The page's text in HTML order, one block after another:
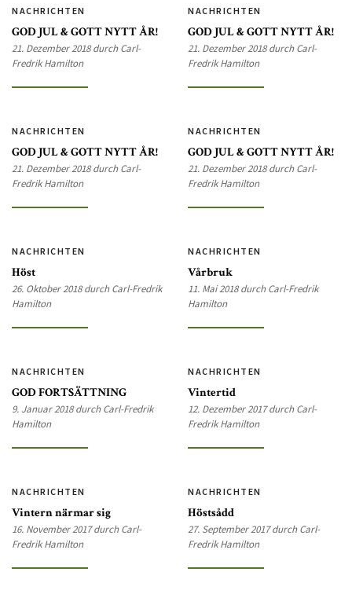
NACHRICHTEN
GOD JUL & GOTT NYTT ÅR!
21. Dezember 2018 durch Carl-
Fredrik Hamilton
NACHRICHTEN
GOD JUL & GOTT NYTT ÅR!
21. Dezember 2018 durch Carl-
Fredrik Hamilton
NACHRICHTEN
GOD JUL & GOTT NYTT ÅR!
21. Dezember 2018 durch Carl-
Fredrik Hamilton
NACHRICHTEN
GOD JUL & GOTT NYTT ÅR!
21. Dezember 2018 durch Carl-
Fredrik Hamilton
NACHRICHTEN
Höst
26. Oktober 2018 durch Carl-Fredrik
Hamilton
NACHRICHTEN
Vårbruk
11. Mai 2018 durch Carl-Fredrik
Hamilton
NACHRICHTEN
GOD FORTSÄTTNING
9. Januar 2018 durch Carl-Fredrik
Hamilton
NACHRICHTEN
Vintertid
12. Dezember 2017 durch Carl-
Fredrik Hamilton
NACHRICHTEN
Vintern närmar sig
16. November 2017 durch Carl-
Fredrik Hamilton
NACHRICHTEN
Höstsådd
27. September 2017 durch Carl-
Fredrik Hamilton